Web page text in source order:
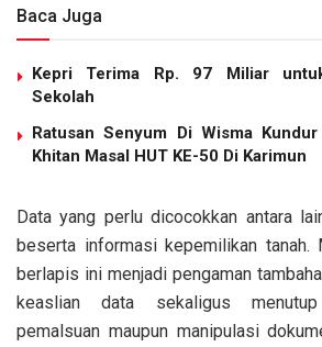
Baca Juga
Kepri Terima Rp. 97 Miliar
Sekolah
Ratusan Senyum Di Wisma
Khitan Masal HUT KE-50 Di Karimun
Data yang perlu dicocokkan antara
beserta informasi kepemilikan tanah.
berlapis ini menjadi pengaman
keaslian data sekaligus
pemalsuan maupun manipulasi